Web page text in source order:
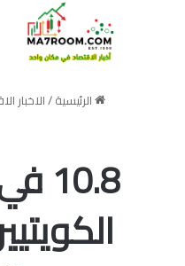
الرئيسية/الاخبار